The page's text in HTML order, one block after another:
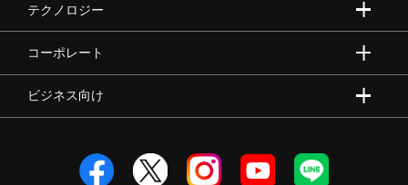
テクノロジー
コーポレート
ビジネス向け